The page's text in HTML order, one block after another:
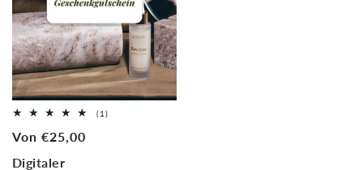
(1)1
Normaler
Preis
Von €25,00
Digitaler